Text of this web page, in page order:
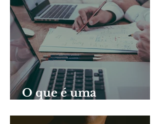
O que é uma